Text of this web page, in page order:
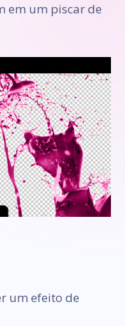
em um piscar de
um efeito de